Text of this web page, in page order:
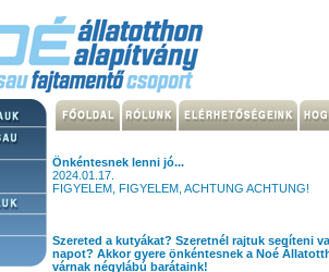
Önkéntesnek lenni jó...
2024.01.17.
FIGYELEM, FIGYELEM, ACHTUNG ACHTUNG!
Szereted a kutyákat? Szeretnél rajtuk segíteni
napot? Akkor gyere önkéntesnek a Noé
várnak négylábú barátaink!